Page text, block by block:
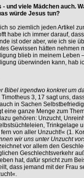
- und viele Mädchen auch.
würde Jesus tun?
so ziemlich jeden Artikel
habe ich immer darauf,
ist oder aber, wie ich sie
Gewissen hätten nehmen
blieb in meinem Leben
überwinden kann, hab
Bibel irgendwo konkret um
Timotheus 3, 17 sagt uns,
in Sachen
eine ganze Menge zum
gehören: Unzucht,
Trinkgelage
von aller Unzucht!« (1.
wir uns unter Unzucht
vor allem den
Geschlechtsverkehr
hat, dafür spricht zum
dass jemand mit der Frau